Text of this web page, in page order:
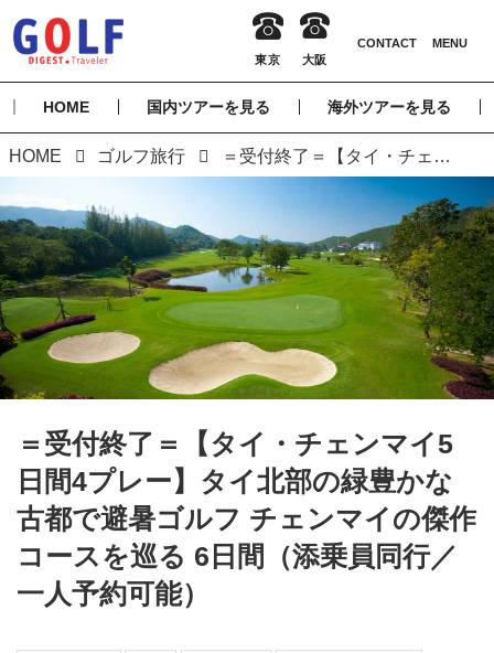
HOME 国内ツアーを見る 海外ツアーを見る
HOME ゴルフ旅行 ＝受付終了＝【タイ・チェンマイ5日間4プレー】タイ北部の緑豊かな古都で避暑ゴルフ チェンマイの傑作コースを巡る 6日間（添乗員同行／一人予約可能）
＝受付終了＝【タイ・チェンマイ5
日間4プレー】タイ北部の緑豊かな
古都で避暑ゴルフ チェンマイの傑作
コースを巡る 6日間（添乗員同行／
一人予約可能）